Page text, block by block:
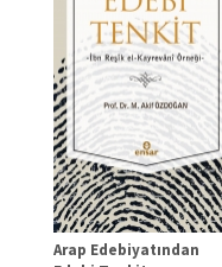
Arap Edebiyatından